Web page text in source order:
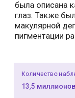
была описана
глаз. Также
макулярной
пигментации
Количество
13,5